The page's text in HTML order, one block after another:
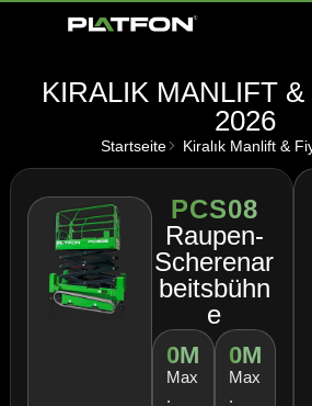
KIRALIK MANLIFT &
2026
Startseite Kiralık Manlift &
PCS08
Raupen-
Scherenar
beitsbühn
e
0M
Max
.
0M
Max
.